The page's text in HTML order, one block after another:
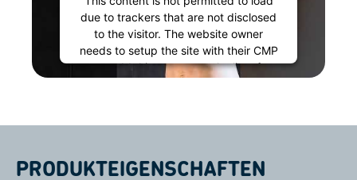
due to trackers that are not disclosed
to the visitor. The website owner
needs to setup the site with their CMP
to add this content to the list of
Management Platform
PRODUKTEIGENSCHAFTEN